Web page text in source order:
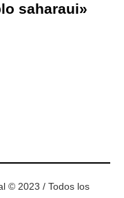
saharaui»
© 2023 / Todos los